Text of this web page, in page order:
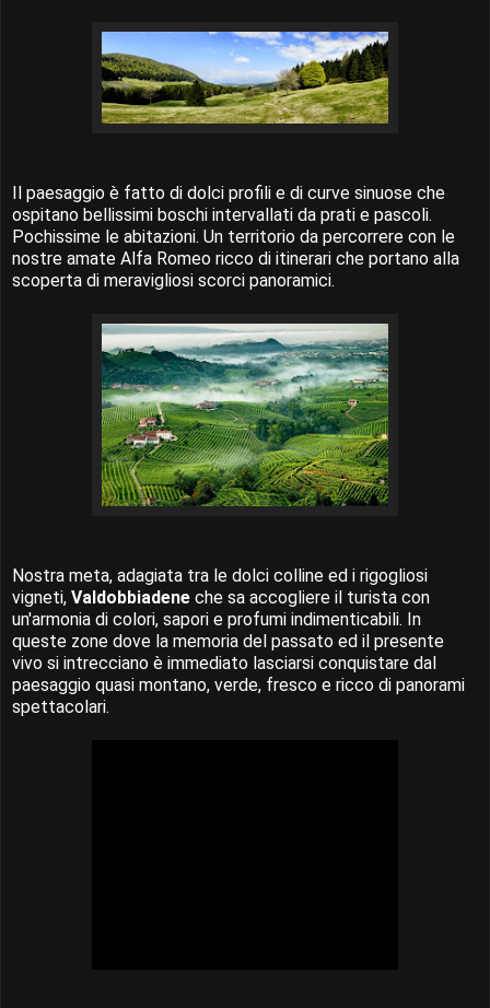
Il paesaggio è fatto di dolci profili e di curve sinuose che
ospitano bellissimi boschi intervallati da prati e pascoli.
Pochissime le abitazioni. Un territorio da percorrere con le
nostre amate Alfa Romeo ricco di itinerari che portano alla
scoperta di meravigliosi scorci panoramici.
Nostra meta, adagiata tra le dolci colline ed i rigogliosi
vigneti, Valdobbiadene che sa accogliere il turista con
un'armonia di colori, sapori e profumi indimenticabili. In
queste zone dove la memoria del passato ed il presente
vivo si intrecciano è immediato lasciarsi conquistare dal
paesaggio quasi montano, verde, fresco e ricco di panorami
spettacolari.